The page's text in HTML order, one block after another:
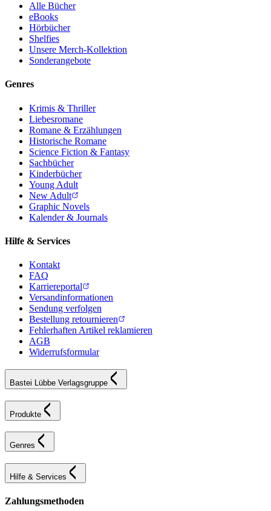
Alle Bücher
eBooks
Hörbücher
Shelfies
Unsere Merch-Kollektion
Sonderangebote
Genres
Krimis & Thriller
Liebesromane
Romane & Erzählungen
Historische Romane
Science Fiction & Fantasy
Sachbücher
Kinderbücher
Young Adult
New Adult
Graphic Novels
Kalender & Journals
Hilfe & Services
Kontakt
FAQ
Karriereportal
Versandinformationen
Sendung verfolgen
Bestellung retournieren
Fehlerhaften Artikel reklamieren
AGB
Widerrufsformular
Bastei Lübbe Verlagsgruppe
Produkte
Genres
Hilfe & Services
Zahlungsmethoden